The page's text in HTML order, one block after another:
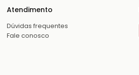
Atendimento
Dúvidas frequentes
Fale conosco